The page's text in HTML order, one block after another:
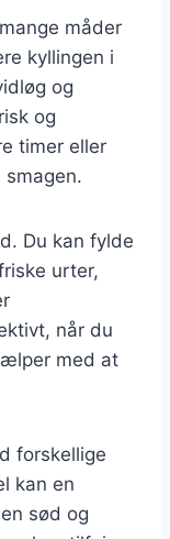
måder
kyllingen i
og
og
timer eller
Du kan fylde
urter,
når du
med at
forskellige
kan en
sød og